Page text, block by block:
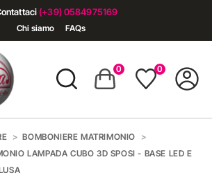
(+39) 0584975169
Chi siamo FAQs
0 0
BOMBONIERE MATRIMONIO
LAMPADA CUBO 3D SPOSI - BASE LED E